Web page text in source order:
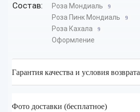
Состав: Роза Мондиаль 9
Роза Пинк Мондиаль 9
Роза Кахала 9
Оформление
Гарантия качества и условия возврата
Фото доставки (бесплатное)